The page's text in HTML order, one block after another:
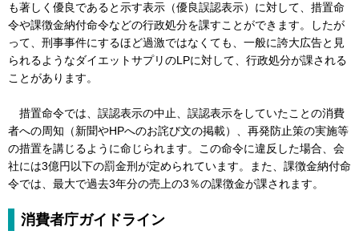
も著しく優良であると示す表示（優良誤認表示）に対して、措置命
令や課徴金納付命令などの行政処分を課すことができます。したが
って、刑事事件にするほど過激ではなくても、一般に誇大広告と見
られるようなダイエットサプリのLPに対して、行政処分が課される
ことがあります。
措置命令では、誤認表示の中止、誤認表示をしていたことの消費
者への周知（新聞やHPへのお詫び文の掲載）、再発防止策の実施等
の措置を講じるように命じられます。この命令に違反した場合、会
社には3億円以下の罰金刑が定められています。また、課徴金納付命
令では、最大で過去3年分の売上の3％の課徴金が課されます。
消費者庁ガイドライン